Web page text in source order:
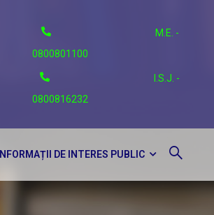
M.E. -
0800801100
I.S.J. -
0800816232
INFORMAȚII DE INTERES PUBLIC